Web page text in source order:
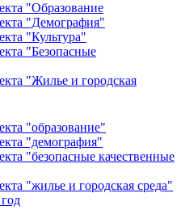
"Образование
"Демография"
"Культура"
"Безопасные
"Жилье и городская
"образование"
"демография"
"безопасные качественные
"жилье и городская среда"